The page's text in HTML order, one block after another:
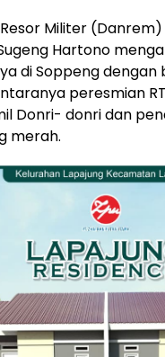
Militer (Danrem)
Hartono
di Soppeng
peresmian
Donri- donri dan
merah.